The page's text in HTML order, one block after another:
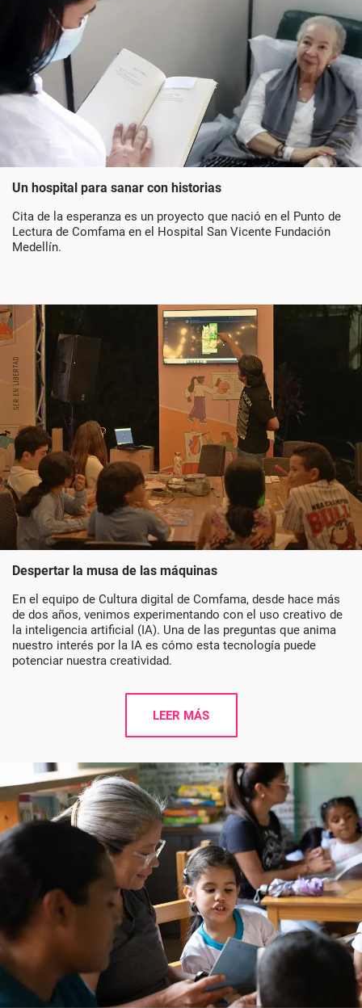
Un hospital para sanar con historias
Cita de la esperanza es un proyecto que nació en el Punto de
Lectura de Comfama en el Hospital San Vicente Fundación
Medellín.
Despertar la musa de las máquinas
En el equipo de Cultura digital de Comfama, desde hace más
de dos años, venimos experimentando con el uso creativo de
la inteligencia artificial (IA). Una de las preguntas que anima
nuestro interés por la IA es cómo esta tecnología puede
potenciar nuestra creatividad.
LEER MÁS